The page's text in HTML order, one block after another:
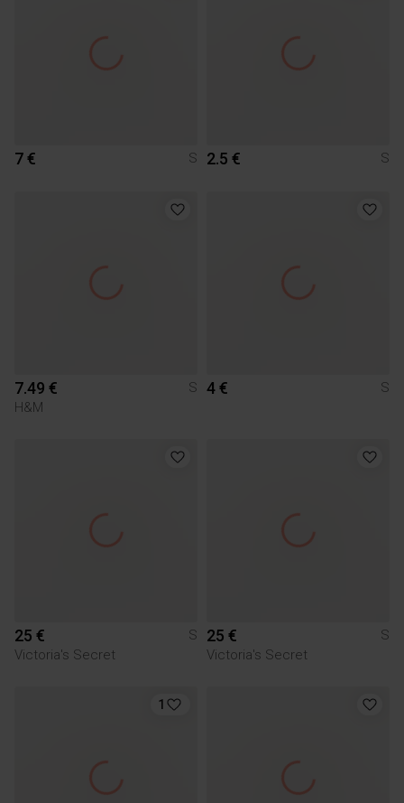
7 € S 2.5 € S
7.49 €
S
H&M
4 € S
25 €
S
Victoria's Secret
25 €
S
Victoria's Secret
1